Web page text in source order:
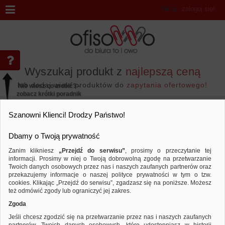
Wyszukaj produkt z najlepszą ceną
lub dodaj wiele produktów do zapytania ofertowego!
Witaj ,
Urządzenia i maszyny biurowe
Porównaj Sortuj według
Nie wiesz co zrobić? -
zobacz krótki poradnik
Szanowni Klienci! Drodzy Państwo!
Dbamy o Twoją prywatność
Zanim klikniesz „Przejdź do serwisu”, prosimy o przeczytanie tej
informacji. Prosimy w niej o Twoją dobrowolną zgodę na przetwarzanie
Twoich danych osobowych przez nas i naszych zaufanych partnerów oraz
przekazujemy informacje o naszej polityce prywatności w tym o tzw.
cookies. Klikając „Przejdź do serwisu”, zgadzasz się na poniższe. Możesz
też odmówić zgody lub ograniczyć jej zakres.
Zgoda
Jeśli chcesz zgodzić się na przetwarzanie przez nas i naszych zaufanych